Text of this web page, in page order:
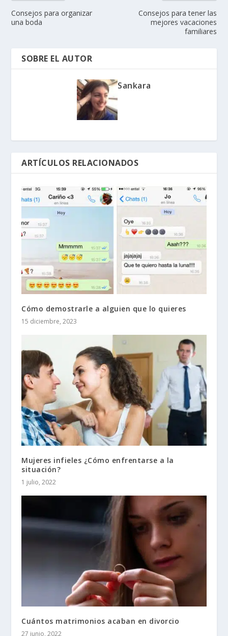
Consejos para organizar
una boda
Consejos para tener las
mejores vacaciones
familiares
SOBRE EL AUTOR
Sankara
ARTÍCULOS RELACIONADOS
Cómo demostrarle a alguien que lo quieres
15 diciembre, 2023
Mujeres infieles ¿Cómo enfrentarse a la
situación?
1 julio, 2022
Cuántos matrimonios acaban en divorcio
27 junio, 2022